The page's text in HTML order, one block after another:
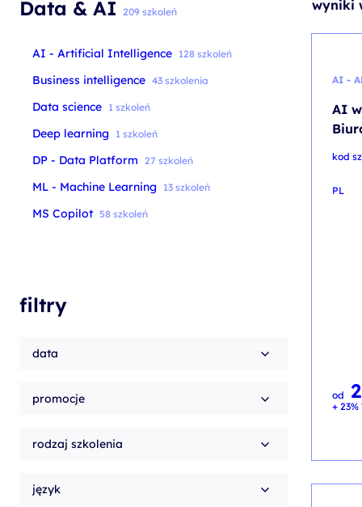
szkolenia Broadcom
egzaminy
Data & AI 209 szkoleń
AI - Artificial Intelligence 128 szkoleń
Business intelligence 43 szkolenia
Data science 1 szkoleń
Deep learning 1 szkoleń
DP - Data Platform 27 szkoleń
ML - Machine Learning 13 szkoleń
MS Copilot 58 szkoleń
filtry
data
promocje
rodzaj szkolenia
język
wyniki
AI -
AI
kod
PL
od
+ 23%